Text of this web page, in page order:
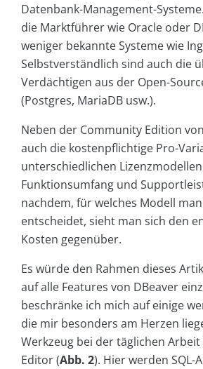
Datenbank-Management-
die Marktführer wie Oracle oder
weniger bekannte Systeme wie
Selbstverständlich sind auch die
Verdächtigen aus der Open-
(Postgres, MariaDB usw.).
Neben der Community Edition
auch die kostenpflichtige Pro-
unterschiedlichen
Funktionsumfang und
nachdem, für welches Modell
entscheidet, sieht man sich den
Kosten gegenüber.
Es würde den Rahmen dieses
auf alle Features von DBeaver
beschränke ich mich auf einige
die mir besonders am Herzen
Werkzeug bei der täglichen Arbeit
Editor (Abb. 2). Hier werden SQL-